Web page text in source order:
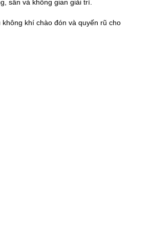
sân và không gian giải trí.
khí chào đón và quyến rũ cho